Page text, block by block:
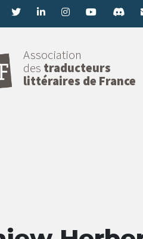
Association
des traducteurs
littéraires de France